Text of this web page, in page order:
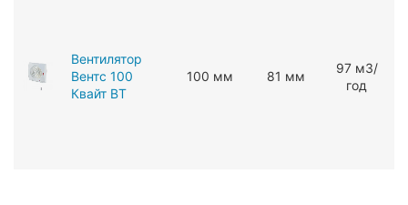
Вентилятор
Вентс 100
Квайт ВТ
100 мм 81 мм
97 мЗ/
год